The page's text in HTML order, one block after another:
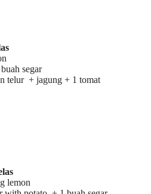
segar
telur + jagung + 1 tomat
lemon